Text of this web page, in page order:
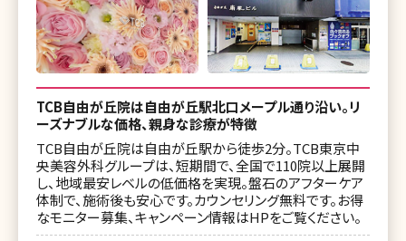
湘南美容皮フ科 新宿東口院
湘南美容皮フ科 五反田院
湘南皮膚科クリニック 町田院
湘南美容クリニック 札幌院
湘南美容皮フ科 札幌大通院
湘南美容クリニック 旭川院
湘南美容クリニック 仙台院
湘南美容クリニック 船橋院
湘南美容クリニック 横浜院
湘南美容クリニック 金沢院
湘南美容クリニック 甲府院
湘南美容クリニック 長野院
湘南美容クリニック 岐阜院
TCB自由が丘院は自由が丘駅北口メープル通り沿い。リ
ーズナブルな価格、親身な診療が特徴
TCB自由が丘院は自由が丘駅から徒歩2分。TCB東京中
央美容外科グループは、短期間で、全国で110院以上展開
し、地域最安レベルの低価格を実現。盤石のアフターケア
体制で、施術後も安心です。カウンセリング無料です。お得
なモニター募集、キャンペーン情報はHPをご覧ください。